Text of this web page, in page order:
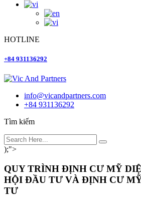
HOTLINE
+84 931136292
info@vicandpartners.com
+84 931136292
Tìm kiếm
);">
QUY TRÌNH ĐỊNH CƯ MỸ
HỘI ĐẦU TƯ VÀ ĐỊNH CƯ
TƯ